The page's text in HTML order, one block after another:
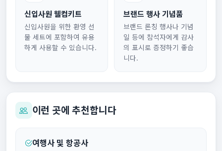
신입사원 웰컴키트
신입사원을 위한 환영 선
물 세트에 포함하여 유용
하게 사용할 수 있습니다.
브랜드 행사 기념품
브랜드 론칭 행사나 기념
일 등에 참석자에게 감사
의 표시로 증정하기 좋습
니다.
이런 곳에 추천합니다
여행사 및 항공사